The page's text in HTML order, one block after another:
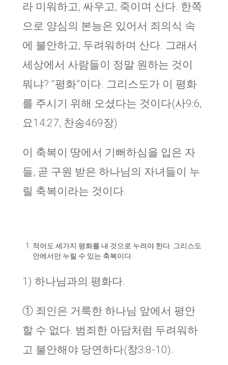
라 미워하고, 싸우고, 죽이며 산다. 한쪽
으로 양심의 본능은 있어서 죄의식 속
에 불안하고, 두려워하며 산다. 그래서
세상에서 사람들이 정말 원하는 것이
뭐냐? “평화”이다. 그리스도가 이 평화
를 주시기 위해 오셨다는 것이다(사9:6,
요14:27, 찬송469장)
이 축복이 땅에서 기뻐하심을 입은 자
들, 곧 구원 받은 하나님의 자녀들이 누
릴 축복이라는 것이다.
적어도 세가지 평화를 내 것으로 누려야 한다. 그리스도
안에서만 누릴 수 있는 축복이다.
1) 하나님과의 평화다.
① 죄인은 거룩한 하나님 앞에서 평안
할 수 없다. 범죄한 아담처럼 두려워하
고 불안해야 당연하다(창3:8-10).